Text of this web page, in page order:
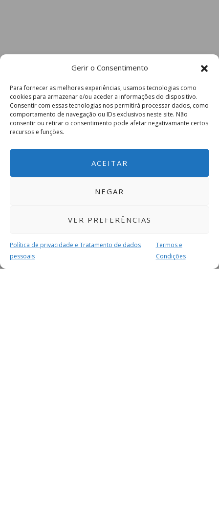
Gerir o Consentimento
Para fornecer as melhores experiências, usamos tecnologias como
cookies para armazenar e/ou aceder a informações do dispositivo.
Consentir com essas tecnologias nos permitirá processar dados, como
comportamento de navegação ou IDs exclusivos neste site. Não
consentir ou retirar o consentimento pode afetar negativamante certos
recursos e funções.
ACEITAR
NEGAR
VER PREFERÊNCIAS
Política de privacidade e Tratamento de dados
pessoais
Termos e
Condições